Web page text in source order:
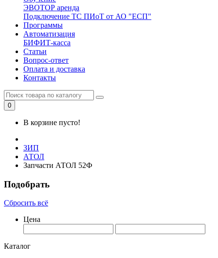
ЭВОТОР аренда
Подключение ТС ПИоТ от АО "ЕСП"
Программы
Автоматизация
БИФИТ-касса
Статьи
Вопрос-ответ
Оплата и доставка
Контакты
0
В корзине пусто!
ЗИП
АТОЛ
Запчасти АТОЛ 52Ф
Подобрать
Сбросить всё
Цена
Каталог